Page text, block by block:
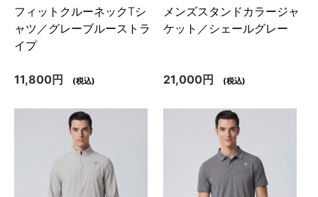
フィットクルーネックTシ
ャツ／グレーブルーストラ
イプ
11,800円 (税込)
メンズスタンドカラージャ
ケット／シェールグレー
21,000円 (税込)